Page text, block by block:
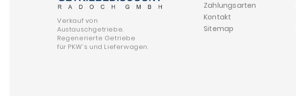
Verkauf von
Austauschgetriebe.
Regenerierte Getriebe
für PKW´s und Lieferwagen.
Zahlungsarten
Kontakt
Sitemap